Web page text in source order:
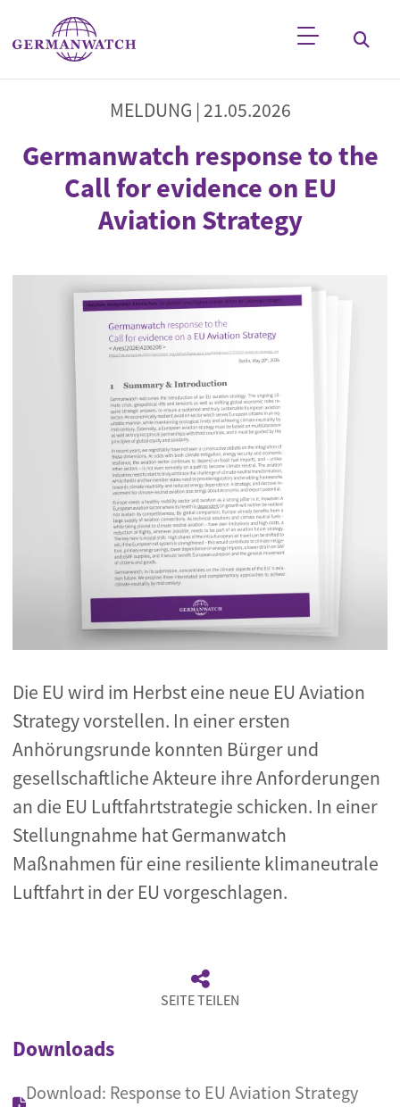
Direkt zum Inhalt
StichwortsucheMELDUNG | 21.05.2026
Germanwatch response to the
Call for evidence on EU
Aviation Strategy
Die EU wird im Herbst eine neue EU Aviation
Strategy vorstellen. In einer ersten
Anhörungsrunde konnten Bürger und
gesellschaftliche Akteure ihre Anforderungen
an die EU Luftfahrtstrategie schicken. In einer
Stellungnahme hat Germanwatch
Maßnahmen für eine resiliente klimaneutrale
Luftfahrt in der EU vorgeschlagen.
SEITE TEILEN
Downloads
Download: Response to EU Aviation Strategy